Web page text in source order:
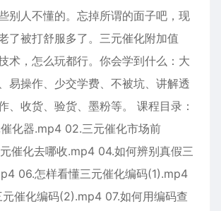
别人不懂的。忘掉所谓的面子吧，现
了被打舒服多了。三元催化附加值
术，怎么玩都行。你会学到什么：大
易操作、少交学费、不被坑、讲解透
、收货、验货、墨粉等。 课程目录：
化器.mp4 02.三元催化市场前
催化去哪收.mp4 04.如何辨别真假三
06.怎样看懂三元催化编码(1).mp4
催化编码(2).mp4 07.如何用编码查